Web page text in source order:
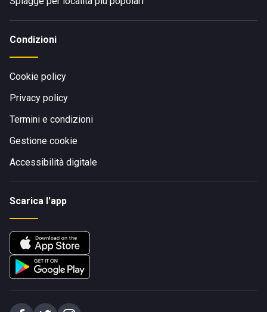
Condizioni
Cookie policy
Privacy policy
Termini e condizioni
Gestione cookie
Accessibilità digitale
Scarica l'app